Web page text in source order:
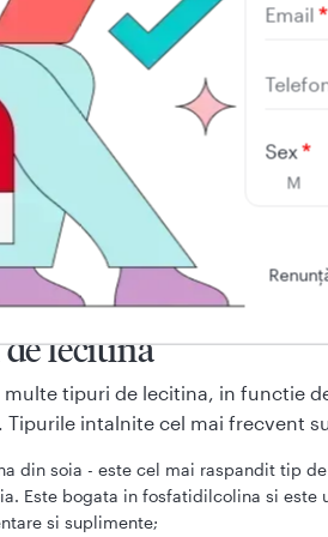
utilizata in industria alimentara
emulsionante, antioxidante si
alimentare pentru a imbunatati
si pentru a prelungi termenul
lecitina este utilizata ca
de colina, un nutrient esential
a sistemului nervos. Colina joaca
si a fosfolipidelor, care
celulare.
lecitina
multe tipuri de lecitina, in functie
Tipurile intalnite cel mai frecvent
din soia - este cel mai raspandit tip
Este bogata in fosfatidilcolina si
si suplimente;
Email
Sex
M